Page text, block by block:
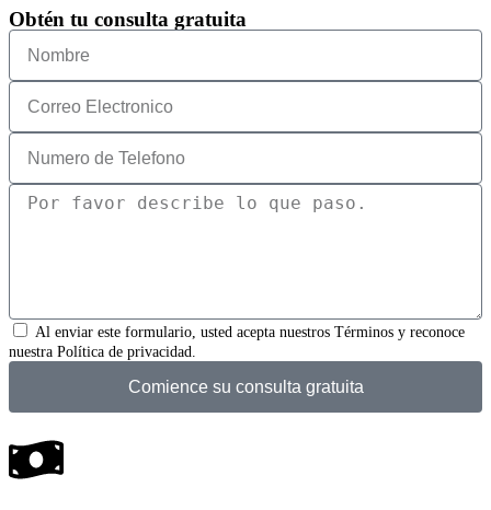
Obtén tu consulta gratuita
Al enviar este formulario, usted acepta nuestros Términos y reconoce
nuestra Política de privacidad.
Comience su consulta gratuita